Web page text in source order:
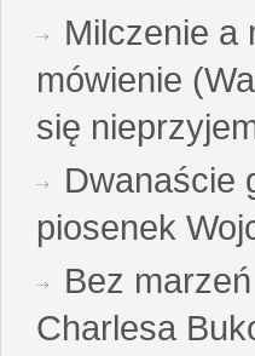
Milczenie a
mówienie
się
Dwanaście
piosenek
Bez
Charlesa